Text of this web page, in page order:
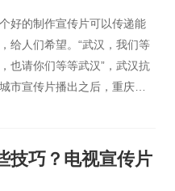
好的制作宣传片可以传递能
给人们希望。“武汉，我们等
也请你们等等武汉”，武汉抗
市宣传片播出之后，重庆市
严重城市的实际情况，以及
、医护人员、爱心人士和普
技巧？电视宣传片